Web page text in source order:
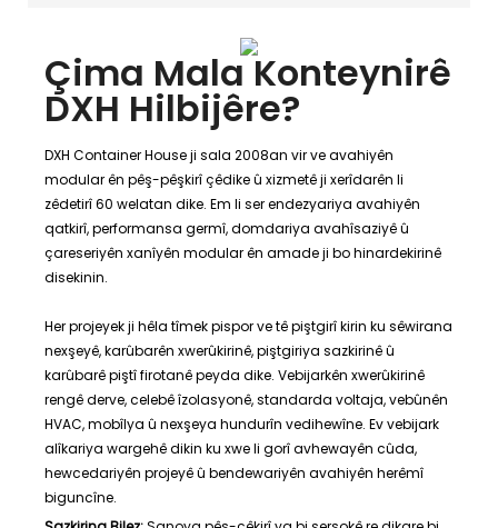
Çima Mala Konteynirê
DXH Hilbijêre?
DXH Container House ji sala 2008an vir ve avahiyên
modular ên pêş-pêşkirî çêdike û xizmetê ji xerîdarên li
zêdetirî 60 welatan dike. Em li ser endezyariya avahiyên
qatkirî, performansa germî, domdariya avahîsaziyê û
çareseriyên xanîyên modular ên amade ji bo hinardekirinê
disekinin.
Her projeyek ji hêla tîmek pispor ve tê piştgirî kirin ku sêwirana
nexşeyê, karûbarên xwerûkirinê, piştgiriya sazkirinê û
karûbarê piştî firotanê peyda dike. Vebijarkên xwerûkirinê
rengê derve, celebê îzolasyonê, standarda voltaja, vebûnên
HVAC, mobîlya û nexşeya hundurîn vedihewîne. Ev vebijark
alîkariya wargehê dikin ku xwe li gorî avhewayên cûda,
hewcedariyên projeyê û bendewariyên avahiyên herêmî
biguncîne.